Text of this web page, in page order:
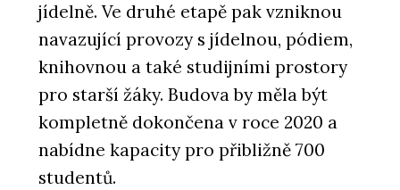
jídelně. Ve druhé etapě pak vzniknou
navazující provozy s jídelnou, pódiem,
knihovnou a také studijními prostory
pro starší žáky. Budova by měla být
kompletně dokončena v roce 2020 a
nabídne kapacity pro přibližně 700
studentů.